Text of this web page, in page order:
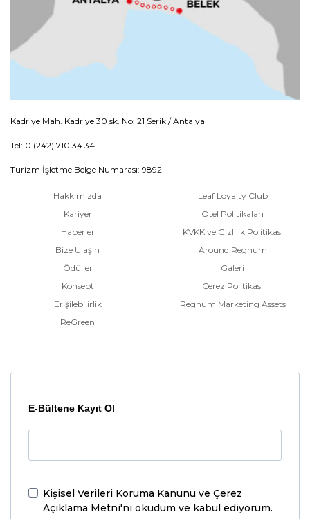
Kadriye Mah. Kadriye 30 sk. No: 21 Serik / Antalya
Tel: 0 (242) 710 34 34
Turizm İşletme Belge Numarası: 9892
Hakkımızda
Kariyer
Haberler
Bize Ulaşın
Ödüller
Konsept
Erişilebilirlik
ReGreen
Leaf Loyalty Club
Otel Politikaları
KVKK ve Gizlilik Politikası
Around Regnum
Galeri
Çerez Politikası
Regnum Marketing Assets
E-Bültene Kayıt Ol
Kişisel Verileri Koruma Kanunu ve Çerez
Açıklama Metni'ni okudum ve kabul ediyorum.